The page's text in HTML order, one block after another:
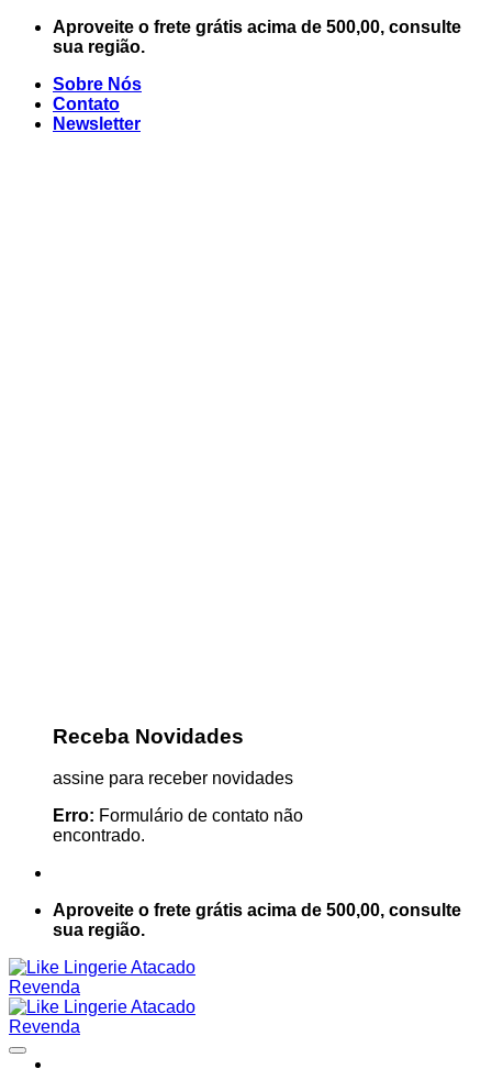
Skip
Aproveite o frete grátis acima de 500,00, consulte
sua região.
Sobre Nós
Contato
Newsletter
Receba Novidades
assine para receber novidades
Erro: Formulário de contato não
encontrado.
Aproveite o frete grátis acima de 500,00, consulte
sua região.